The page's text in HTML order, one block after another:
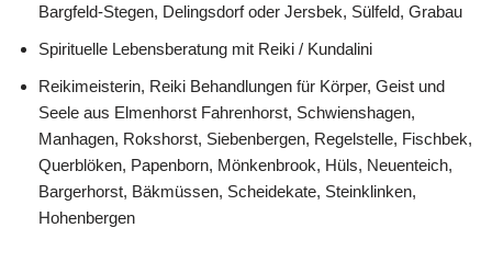
Bargfeld-Stegen, Delingsdorf oder Jersbek, Sülfeld, Grabau
Spirituelle Lebensberatung mit Reiki / Kundalini
Reikimeisterin, Reiki Behandlungen für Körper, Geist und
Seele aus Elmenhorst Fahrenhorst, Schwienshagen,
Manhagen, Rokshorst, Siebenbergen, Regelstelle, Fischbek,
Querblöken, Papenborn, Mönkenbrook, Hüls, Neuenteich,
Bargerhorst, Bäkmüssen, Scheidekate, Steinklinken,
Hohenbergen